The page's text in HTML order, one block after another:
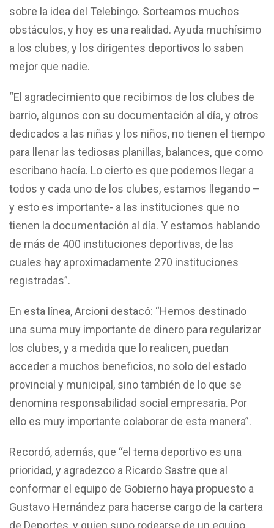
sobre la idea del Telebingo. Sorteamos muchos
obstáculos, y hoy es una realidad. Ayuda muchísimo
a los clubes, y los dirigentes deportivos lo saben
mejor que nadie.
“El agradecimiento que recibimos de los clubes de
barrio, algunos con su documentación al día, y otros
dedicados a las niñas y los niños, no tienen el tiempo
para llenar las tediosas planillas, balances, que como
escribano hacía. Lo cierto es que podemos llegar a
todos y cada uno de los clubes, estamos llegando –
y esto es importante- a las instituciones que no
tienen la documentación al día. Y estamos hablando
de más de 400 instituciones deportivas, de las
cuales hay aproximadamente 270 instituciones
registradas”.
En esta línea, Arcioni destacó: “Hemos destinado
una suma muy importante de dinero para regularizar
los clubes, y a medida que lo realicen, puedan
acceder a muchos beneficios, no solo del estado
provincial y municipal, sino también de lo que se
denomina responsabilidad social empresaria. Por
ello es muy importante colaborar de esta manera”.
Recordó, además, que “el tema deportivo es una
prioridad, y agradezco a Ricardo Sastre que al
conformar el equipo de Gobierno haya propuesto a
Gustavo Hernández para hacerse cargo de la cartera
de Deportes, y quien supo rodearse de un equipo